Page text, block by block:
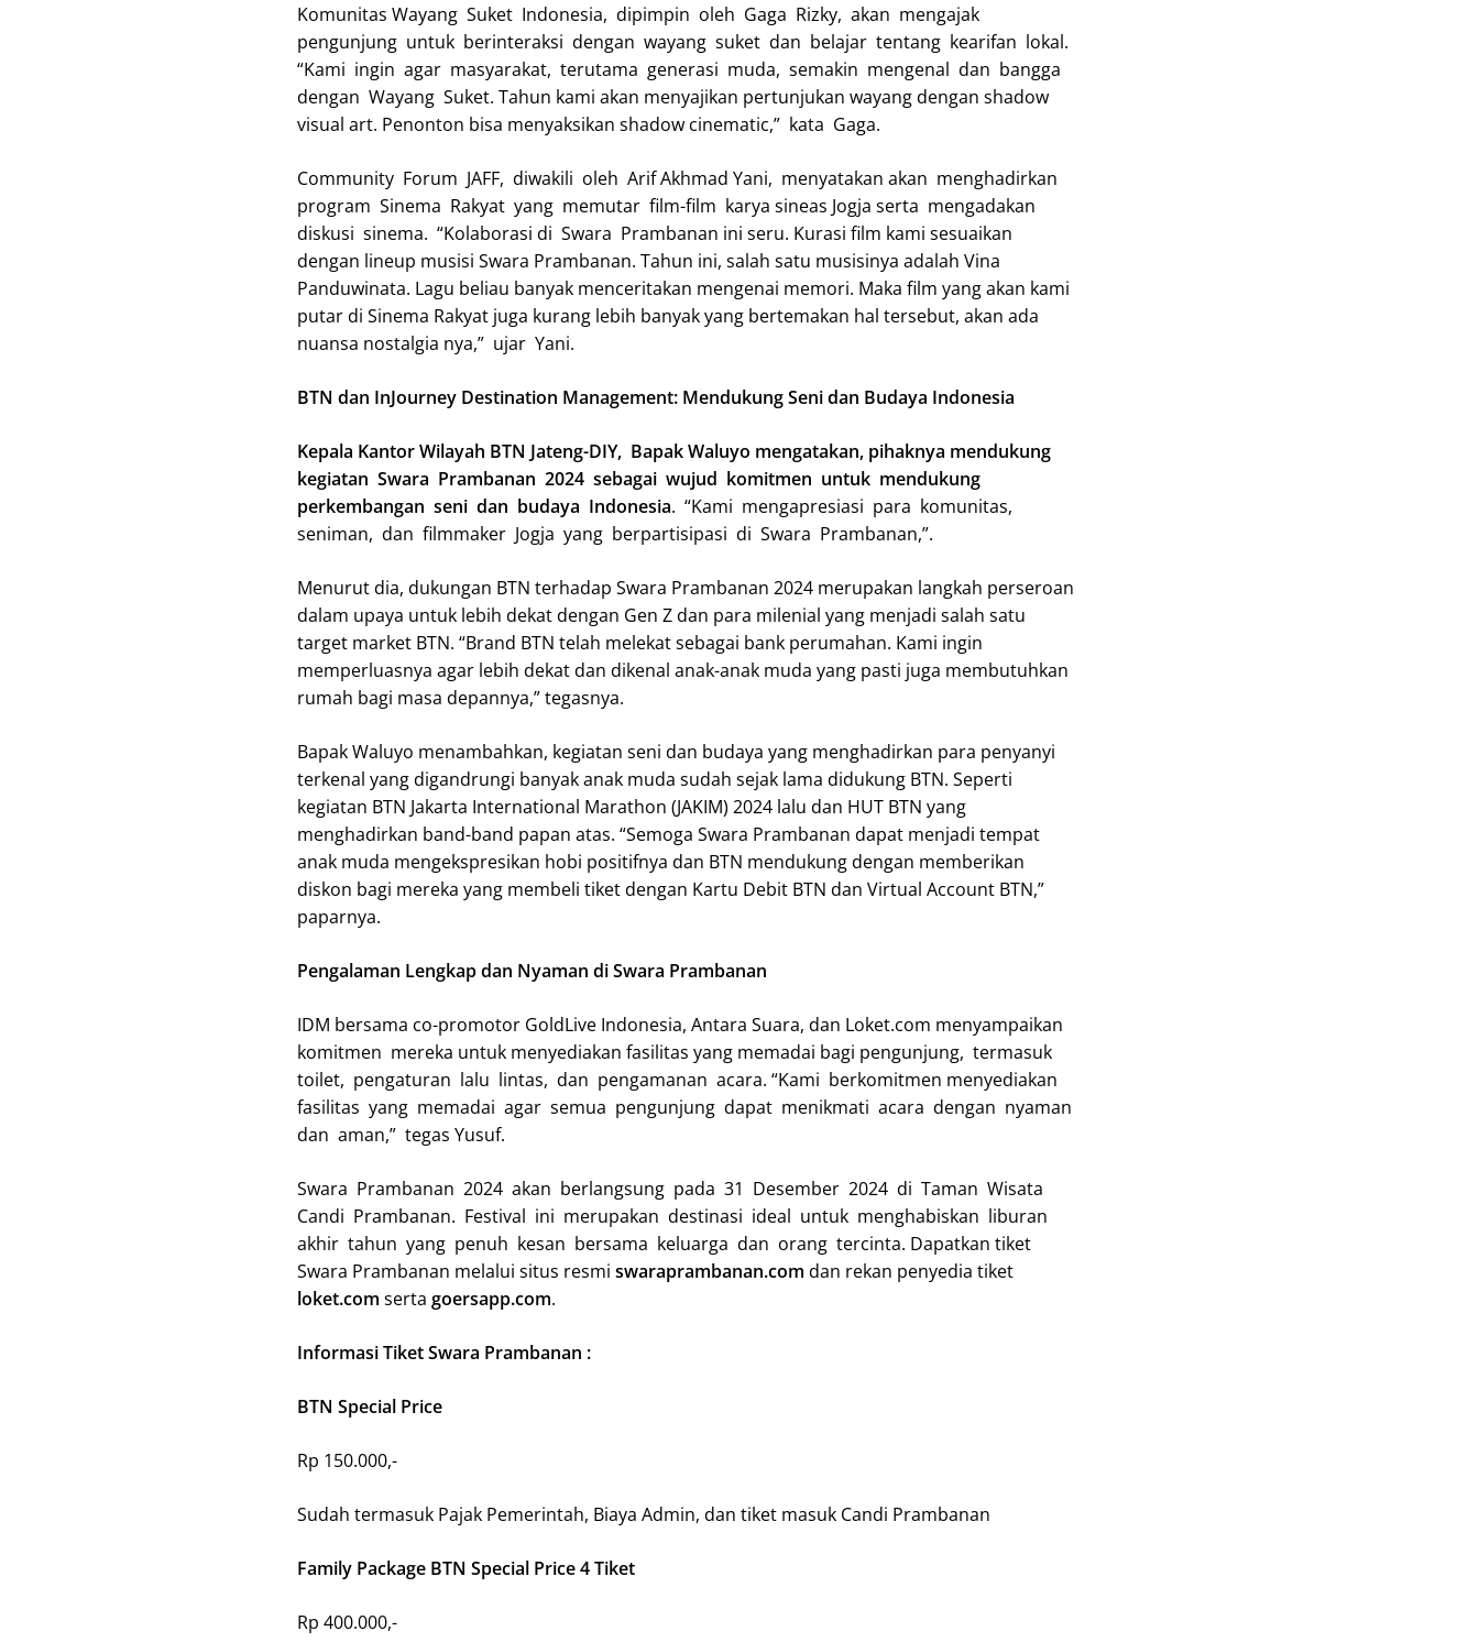
Komunitas Wayang Suket Indonesia, dipimpin oleh Gaga Rizky, akan mengajak
pengunjung untuk berinteraksi dengan wayang suket dan belajar tentang kearifan lokal.
“Kami ingin agar masyarakat, terutama generasi muda, semakin mengenal dan bangga
dengan Wayang Suket. Tahun kami akan menyajikan pertunjukan wayang dengan shadow
visual art. Penonton bisa menyaksikan shadow cinematic,” kata Gaga.
Community Forum JAFF, diwakili oleh Arif Akhmad Yani, menyatakan akan menghadirkan
program Sinema Rakyat yang memutar film-film karya sineas Jogja serta mengadakan
diskusi sinema. “Kolaborasi di Swara Prambanan ini seru. Kurasi film kami sesuaikan
dengan lineup musisi Swara Prambanan. Tahun ini, salah satu musisinya adalah Vina
Panduwinata. Lagu beliau banyak menceritakan mengenai memori. Maka film yang akan kami
putar di Sinema Rakyat juga kurang lebih banyak yang bertemakan hal tersebut, akan ada
nuansa nostalgia nya,” ujar Yani.
BTN dan InJourney Destination Management: Mendukung Seni dan Budaya Indonesia
Kepala Kantor Wilayah BTN Jateng-DIY, Bapak Waluyo mengatakan, pihaknya mendukung
kegiatan Swara Prambanan 2024 sebagai wujud komitmen untuk mendukung
perkembangan seni dan budaya Indonesia. “Kami mengapresiasi para komunitas,
seniman, dan filmmaker Jogja yang berpartisipasi di Swara Prambanan,”.
Menurut dia, dukungan BTN terhadap Swara Prambanan 2024 merupakan langkah perseroan
dalam upaya untuk lebih dekat dengan Gen Z dan para milenial yang menjadi salah satu
target market BTN. “Brand BTN telah melekat sebagai bank perumahan. Kami ingin
memperluasnya agar lebih dekat dan dikenal anak-anak muda yang pasti juga membutuhkan
rumah bagi masa depannya,” tegasnya.
Bapak Waluyo menambahkan, kegiatan seni dan budaya yang menghadirkan para penyanyi
terkenal yang digandrungi banyak anak muda sudah sejak lama didukung BTN. Seperti
kegiatan BTN Jakarta International Marathon (JAKIM) 2024 lalu dan HUT BTN yang
menghadirkan band-band papan atas. “Semoga Swara Prambanan dapat menjadi tempat
anak muda mengekspresikan hobi positifnya dan BTN mendukung dengan memberikan
diskon bagi mereka yang membeli tiket dengan Kartu Debit BTN dan Virtual Account BTN,”
paparnya.
Pengalaman Lengkap dan Nyaman di Swara Prambanan
IDM bersama co-promotor GoldLive Indonesia, Antara Suara, dan Loket.com menyampaikan
komitmen mereka untuk menyediakan fasilitas yang memadai bagi pengunjung, termasuk
toilet, pengaturan lalu lintas, dan pengamanan acara. “Kami berkomitmen menyediakan
fasilitas yang memadai agar semua pengunjung dapat menikmati acara dengan nyaman
dan aman,” tegas Yusuf.
Swara Prambanan 2024 akan berlangsung pada 31 Desember 2024 di Taman Wisata
Candi Prambanan. Festival ini merupakan destinasi ideal untuk menghabiskan liburan
akhir tahun yang penuh kesan bersama keluarga dan orang tercinta. Dapatkan tiket
Swara Prambanan melalui situs resmi swaraprambanan.com dan rekan penyedia tiket
loket.com serta goersapp.com.
Informasi Tiket Swara Prambanan :
BTN Special Price
Rp 150.000,-
Sudah termasuk Pajak Pemerintah, Biaya Admin, dan tiket masuk Candi Prambanan
Family Package BTN Special Price 4 Tiket
Rp 400.000,-